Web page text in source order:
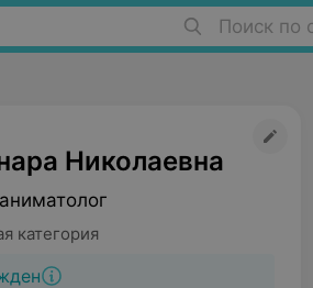
Поиск по
Николаевна
категория